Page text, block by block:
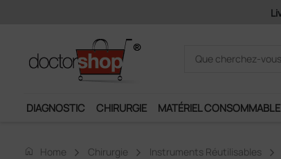
DIAGNOSTIC CHIRURGIE MATÉRIEL CONSOMMABLE
home Home Chirurgie Instruments Réutilisables